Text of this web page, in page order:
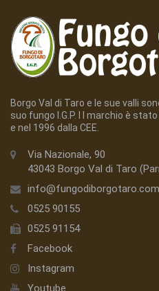
Borgo Val di Taro e le sue valli
suo fungo I.G.P. I l marchio è
e nel 1996 dalla CEE.
Via Nazionale, 90
43043 Borgo Val di Taro
info@fungodiborgotaro.com
0525 90155
0525 91154
Facebook
Instagram
Youtube